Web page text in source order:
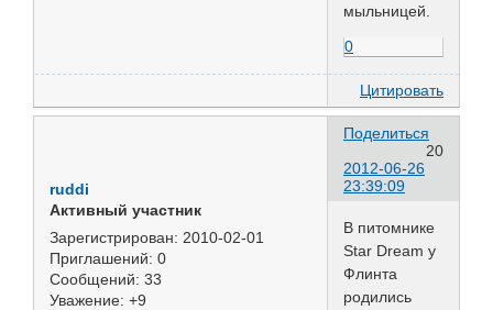
мыльницей.
0
Цитировать
Поделиться
20
2012-06-26
23:39:09
ruddi
Активный участник
Зарегистрирован: 2010-02-01
Приглашений: 0
Сообщений: 33
Уважение: +9
В питомнике
Star Dream у
Флинта
родились